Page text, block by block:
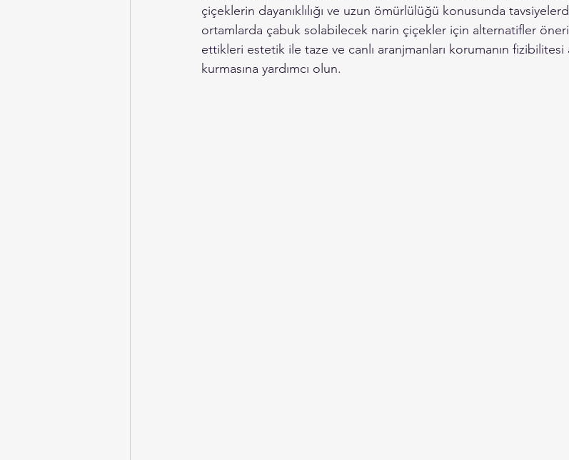
çiçeklerin dayanıklılığı ve uzun ömürlülüğü konusunda
ortamlarda çabuk solabilecek narin çiçekler için alternatifler
ettikleri estetik ile taze ve canlı aranjmanları korumanın
kurmasına yardımcı olun.